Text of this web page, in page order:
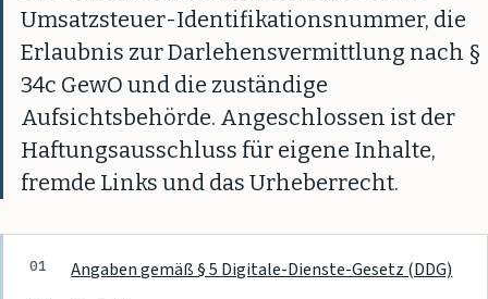
Umsatzsteuer-Identifikationsnummer, die
Erlaubnis zur Darlehensvermittlung nach §
34c GewO und die zuständige
Aufsichtsbehörde. Angeschlossen ist der
Haftungsausschluss für eigene Inhalte,
fremde Links und das Urheberrecht.
Inhalt dieser Seite
Angaben gemäß § 5 Digitale-Dienste-Gesetz (DDG)